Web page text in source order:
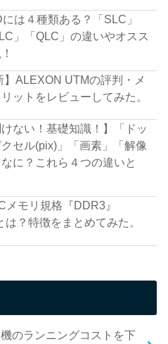
には４種類ある？「SLC」
」「QLC」の違いやオスス
】ALEXON UTMの評判・メ
ットをレビューしてみた。
けない！基礎知識！】「ドッ
クセル(pix)」「画素」「解像
に？これら４つの違いと
メモリ規格『DDR3』
は？特徴をまとめてみた。
のランニングコストを下